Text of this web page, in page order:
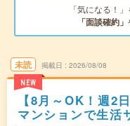
「気になる！
「面談確約」
未読
NEW
掲載日 2026/08/08
【8月～OK！週2
マンションで生活